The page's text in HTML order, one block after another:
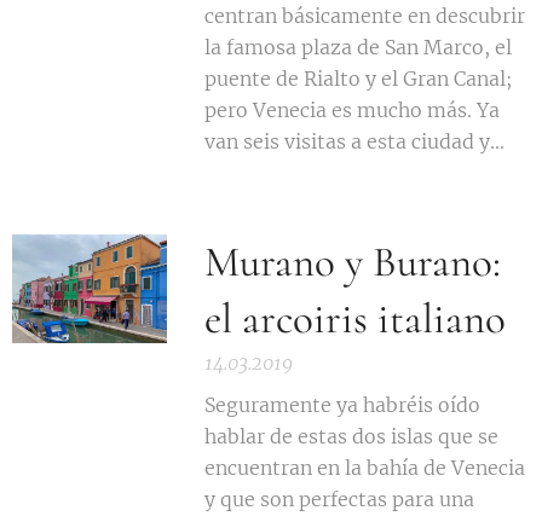
centran básicamente en descubrir
la famosa plaza de San Marco, el
puente de Rialto y el Gran Canal;
pero Venecia es mucho más. Ya
van seis visitas a esta ciudad y...
Murano y Burano:
el arcoiris italiano
14.03.2019
Seguramente ya habréis oído
hablar de estas dos islas que se
encuentran en la bahía de Venecia
y que son perfectas para una